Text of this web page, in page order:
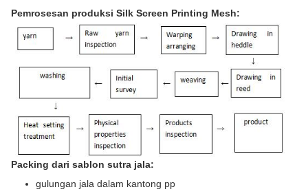
Pemrosesan produksi Silk Screen Printing Mesh:
Packing dari sablon sutra jala:
gulungan jala dalam kantong pp